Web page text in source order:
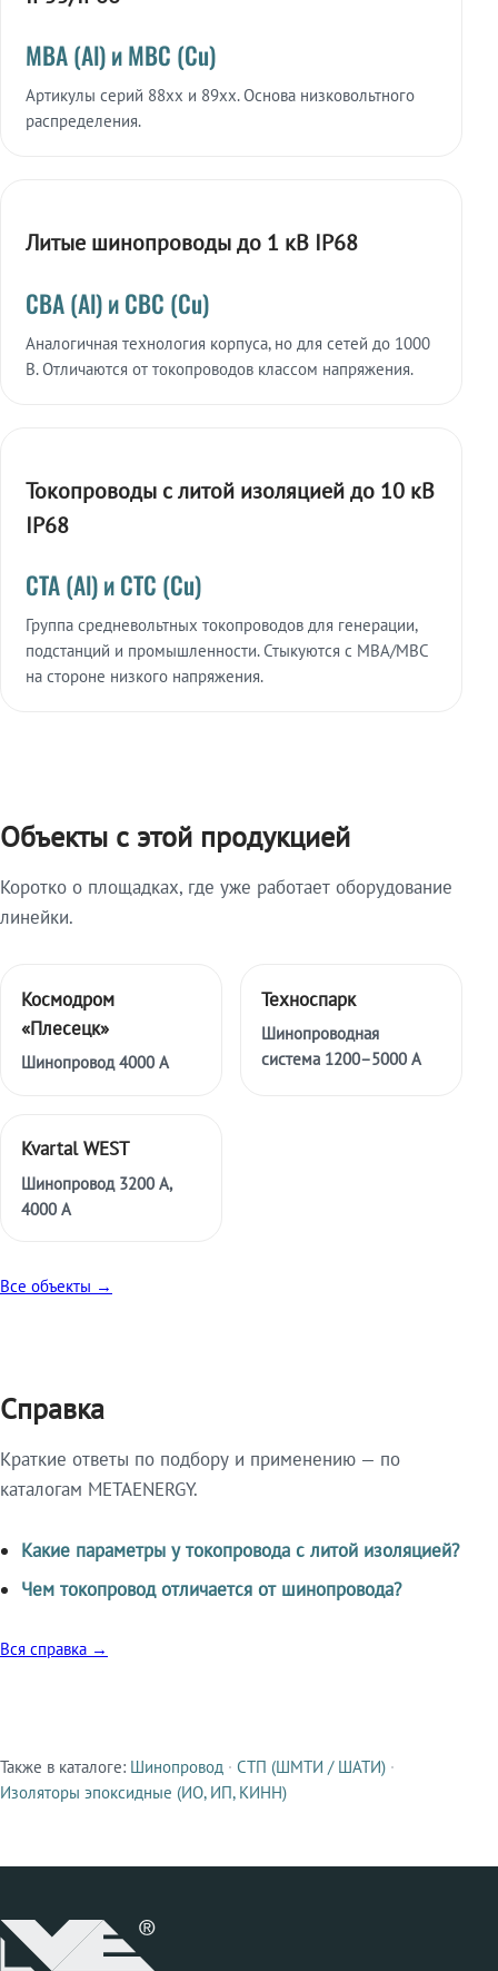
МВА (Al) и МВС (Cu)
Артикулы серий 88xx и 89xx. Основа низковольтного
распределения.
Литые шинопроводы до 1 кВ IP68
СВА (Al) и СВС (Cu)
Аналогичная технология корпуса, но для сетей до 1000
В. Отличаются от токопроводов классом напряжения.
Токопроводы с литой изоляцией до 10 кВ
IP68
СТА (Al) и СТС (Cu)
Группа средневольтных токопроводов для генерации,
подстанций и промышленности. Стыкуются с МВА/МВС
на стороне низкого напряжения.
Объекты с этой продукцией
Коротко о площадках, где уже работает оборудование
линейки.
Космодром
«Плесецк»
Шинопровод 4000 А
Техноспарк
Шинопроводная
система 1200–5000 А
Kvartal WEST
Шинопровод 3200 А,
4000 А
Все объекты →
Справка
Краткие ответы по подбору и применению — по
каталогам METAENERGY.
Какие параметры у токопровода с литой изоляцией?
Чем токопровод отличается от шинопровода?
Вся справка →
Смежные продукты
Также в каталоге: Шинопровод · СТП (ШМТИ / ШАТИ) ·
Изоляторы эпоксидные (ИО, ИП, КИНН)